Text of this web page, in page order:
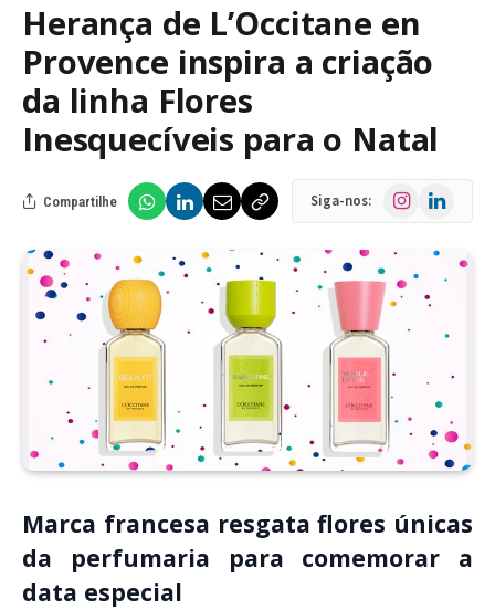
Herança de L’Occitane en
Provence inspira a criação
da linha Flores
Inesquecíveis para o Natal
Compartilhe Siga-nos: InstagramLinkedIn
Marca francesa resgata flores únicas
da perfumaria para comemorar a
data especial